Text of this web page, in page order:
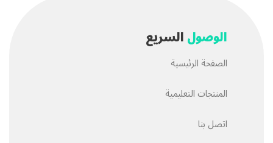
الوصولالسريع
الصفحة الرئيسية
المنتجات التعليمية
اتصل بنا